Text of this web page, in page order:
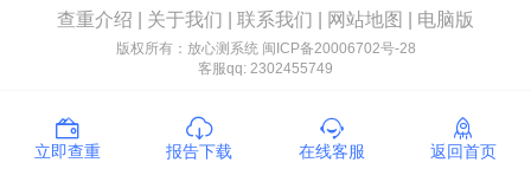
查重介绍 关于我们 联系我们 网站地图 电脑版
版权所有：放心测系统 闽ICP备20006702号-28
客服qq: 2302455749
立即查重 报告下载 在线客服 返回首页